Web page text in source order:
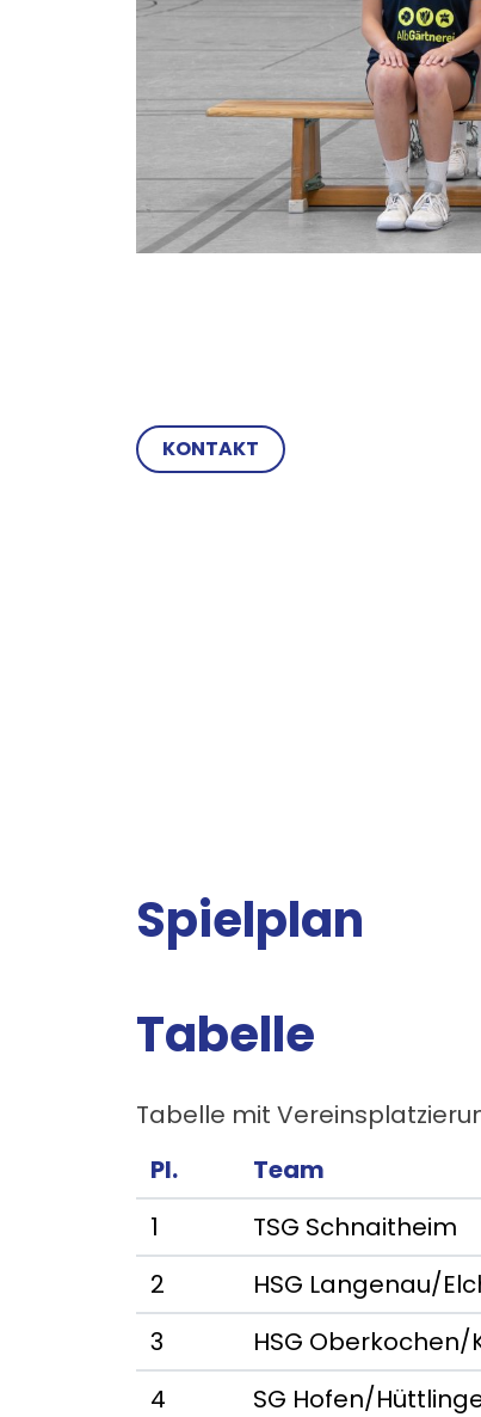
KONTAKT
Spielplan
Tabelle
Tabelle mit
Pl.
Team
1
TSG Schnaitheim
2
HSG Langenau/
3
HSG
4
SG Hofen/